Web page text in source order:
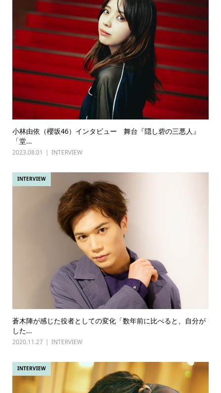
小林由依（櫻坂46）インタビュー 舞台『隠し砦の三悪人』
「堂...
2023.08.01 INTERVIEW
INTERVIEW
蒼木陣が感じた役者としての変化「数年前に比べると、自分が
した...
2020.11.27 INTERVIEW
INTERVIEW